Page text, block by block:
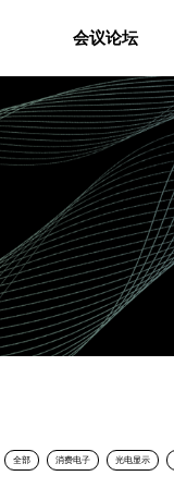
会议论坛
全部 消费电子 光电显示